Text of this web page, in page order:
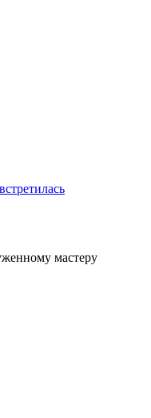
мастеру